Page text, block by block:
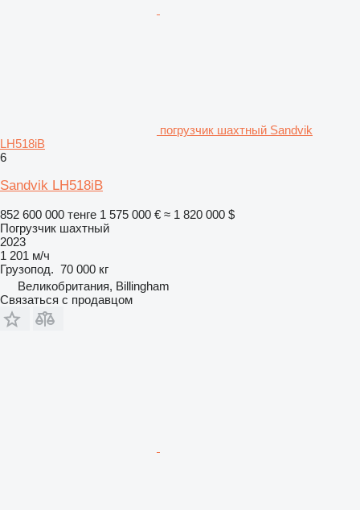
погрузчик шахтный Sandvik
LH518iB
6
Sandvik LH518iB
852 600 000 тенге 1 575 000 € ≈ 1 820 000 $
Погрузчик шахтный
2023
1 201 м/ч
Грузопод. 70 000 кг
Великобритания, Billingham
Связаться с продавцом